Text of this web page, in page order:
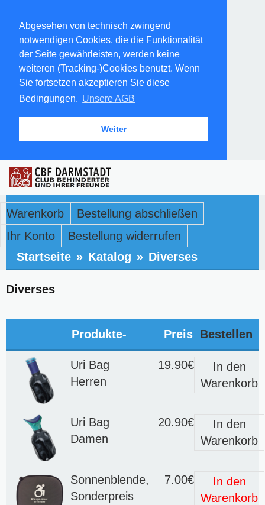
Abgesehen von technisch zwingend
notwendigen Cookies, die die Funktionalität
der Seite gewährleisten, werden keine
weiteren (Tracking-)Cookies benutzt. Wenn
Sie fortsetzen akzeptieren Sie diese
Bedingungen. Unsere AGB
Weiter
Warenkorb
Bestellung abschließen
Ihr Konto
Bestellung widerrufen
Startseite » Katalog » Diverses
Diverses
Produkte- Preis Bestellen
Uri Bag
Herren
19.90€
In den
Warenkorb
Uri Bag
Damen
20.90€
In den
Warenkorb
Sonnenblende,
Sonderpreis
7.00€
In den
Warenkorb